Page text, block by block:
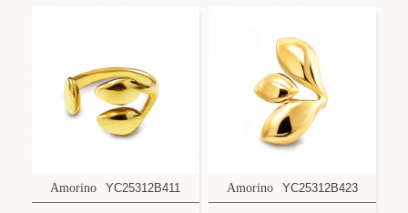
Amorino YC25312B411 Amorino YC25312B423